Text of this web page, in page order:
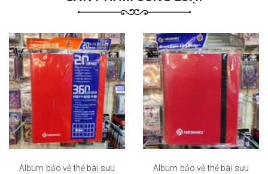
Album bảo vệ thẻ bài sưu
Album bảo vệ thẻ bài sưu